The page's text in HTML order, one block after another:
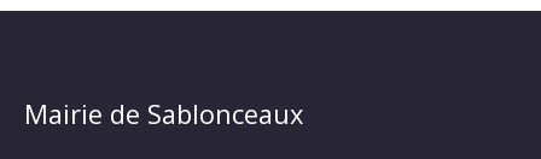
Mairie de Sablonceaux